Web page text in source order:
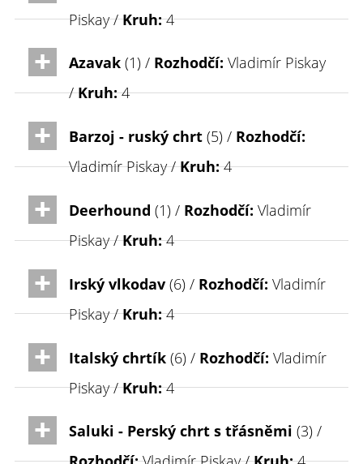
Piskay /Kruh:4
Azavak (1) / Rozhodčí: Vladimír Piskay
/Kruh:4
Barzoj - ruský chrt (5) / Rozhodčí:
Vladimír Piskay /Kruh:4
Deerhound (1) / Rozhodčí: Vladimír
Piskay /Kruh:4
Irský vlkodav (6) / Rozhodčí: Vladimír
Piskay /Kruh:4
Italský chrtík (6) / Rozhodčí: Vladimír
Piskay /Kruh:4
Saluki - Perský chrt s třásněmi (3) /